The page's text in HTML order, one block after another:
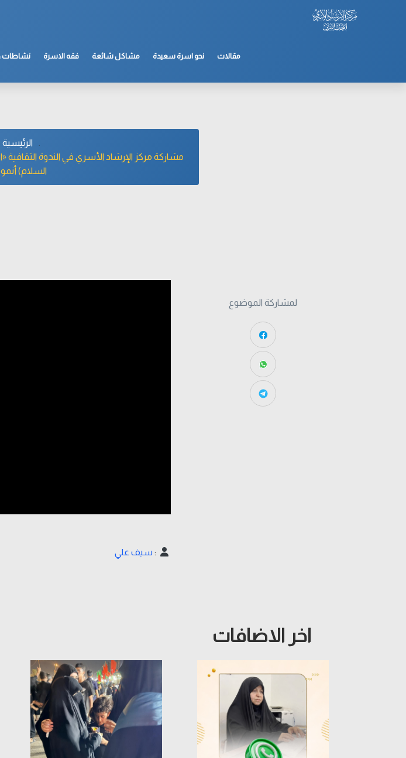
مقالات نحو اسرة سعيدة مشاكل شائعة فقه الاسرة نشاطات
الرئيسية
مشاركة مركز الإرشاد الأسري في الندوة الثقافية
السلام)
لمشاركة الموضوع
: سيف علي
اخر الاضافات